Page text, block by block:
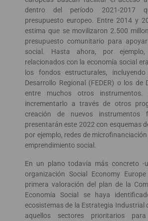
dentro del período 2021-2017
presupuesto europeo. Entre 2014 y
estima que se movilizaron 2.500
presupuesto comunitario para
social. Hasta ahora, por
relacionados con la economía social
los fondos estructurales,
Desarrollo Regional (FEDER) o los de
entre muchos otros
incrementarlo a través de otros
creación de nuevos instrumentos
presentarán este 2022 con esquemas
por ejemplo, redes de
emprendimiento social.
En un plano todavía más concreto -
organización Social Economy
primera valoración del plan de la
Economía Social se haya
ecosistemas de la Estrategia Industrial
aquellos sectores prioritarios